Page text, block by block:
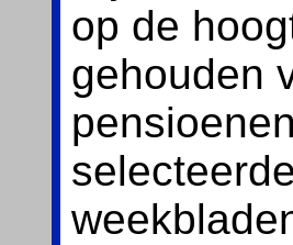
op de
gehouden